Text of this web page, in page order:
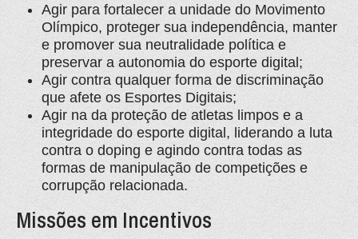
Agir para fortalecer a unidade do Movimento
Olímpico, proteger sua independência, manter
e promover sua neutralidade política e
preservar a autonomia do esporte digital;
Agir contra qualquer forma de discriminação
que afete os Esportes Digitais;
Agir na da proteção de atletas limpos e a
integridade do esporte digital, liderando a luta
contra o doping e agindo contra todas as
formas de manipulação de competições e
corrupção relacionada.
Missões em Incentivos